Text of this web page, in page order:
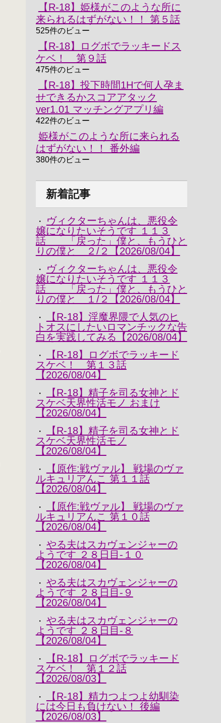
【R-18】姫様がこのような所に
来られるはずがない！！ 第５話
525件のビュー
【R-18】ログボでラッキードス
ケベ！ 第９話
475件のビュー
【R-18】投下時間1Hで何人孕ま
せできるかスコアアタック
ver1.01 マッチングアプリ編
422件のビュー
姫様がこのような所に来られる
はずがない！！ 番外編
380件のビュー
新着記事
・
ヴィクターちゃんは、悪役令
嬢になりたいそうです １１３
話 「戻った」僕と、もうひと
りの僕と ２/２【2026/08/04】
・
ヴィクターちゃんは、悪役令
嬢になりたいそうです １１３
話 「戻った」僕と、もうひと
りの僕と １/２【2026/08/04】
・
【R-18】淫魔界隈で人気のヒ
トオスにしたいロマンチックな告
白を実践してみる【2026/08/04】
・
【R-18】ログボでラッキード
スケベ！ 第１３話
【2026/08/04】
・
【R-18】精子を司る女神とド
スケベ天界性活モノ おまけ
【2026/08/04】
・
【R-18】精子を司る女神とド
スケベ天界性活モノ
【2026/08/04】
・
【原作:戦ヴァル】 戦場のヴァ
ルキュリアんこ 第１１話
【2026/08/04】
・
【原作:戦ヴァル】 戦場のヴァ
ルキュリアんこ 第１０話
【2026/08/04】
・
やる夫はスカヴェンジャーの
ようです ２８日目-１０
【2026/08/04】
・
やる夫はスカヴェンジャーの
ようです ２８日目-９
【2026/08/04】
・
やる夫はスカヴェンジャーの
ようです ２８日目-８
【2026/08/04】
・
【R-18】ログボでラッキード
スケベ！ 第１２話
【2026/08/03】
・
【R-18】精力つよつよ幼馴染
には今日も負けない！ 後編
【2026/08/03】